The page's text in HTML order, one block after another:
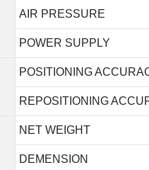
AIR PRESSURE
POWER SUPPLY
POSITIONING
REPOSITIONING
NET WEIGHT
DEMENSION